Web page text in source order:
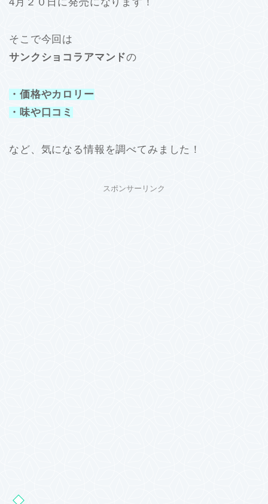
そこで今回は
サンクショコラアマンドの
・価格やカロリー
・味や口コミ
など、気になる情報を調べてみました！
スポンサーリンク